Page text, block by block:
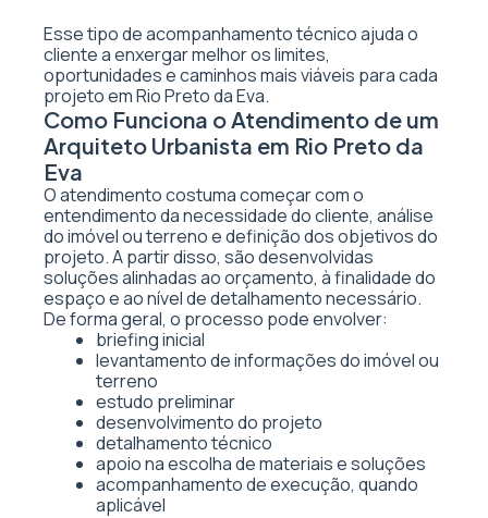
Esse tipo de acompanhamento técnico ajuda o
cliente a enxergar melhor os limites,
oportunidades e caminhos mais viáveis para cada
projeto em Rio Preto da Eva.
Como Funciona o Atendimento de um
Arquiteto Urbanista em Rio Preto da
Eva
O atendimento costuma começar com o
entendimento da necessidade do cliente, análise
do imóvel ou terreno e definição dos objetivos do
projeto. A partir disso, são desenvolvidas
soluções alinhadas ao orçamento, à finalidade do
espaço e ao nível de detalhamento necessário.
De forma geral, o processo pode envolver:
briefing inicial
levantamento de informações do imóvel ou
terreno
estudo preliminar
desenvolvimento do projeto
detalhamento técnico
apoio na escolha de materiais e soluções
acompanhamento de execução, quando
aplicável